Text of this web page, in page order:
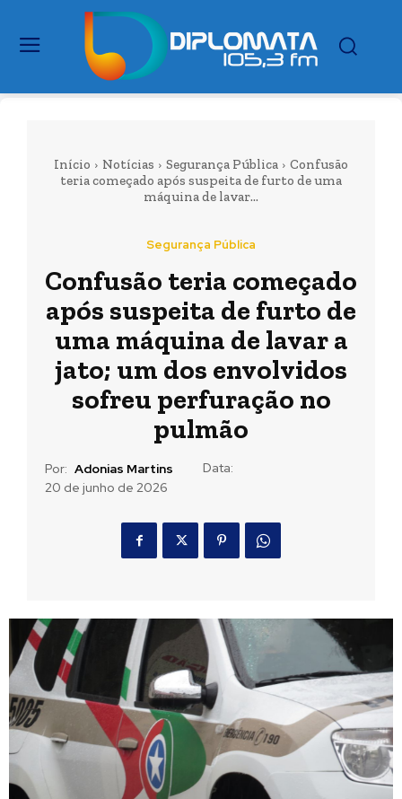
Início Notícias Segurança Pública
Confusão
teria começado após suspeita de furto de uma
máquina de lavar...
Segurança Pública
Confusão teria começado
após suspeita de furto de
uma máquina de lavar a
jato; um dos envolvidos
sofreu perfuração no
pulmão
Por: Adonias Martins
Data:
20 de junho de 2026